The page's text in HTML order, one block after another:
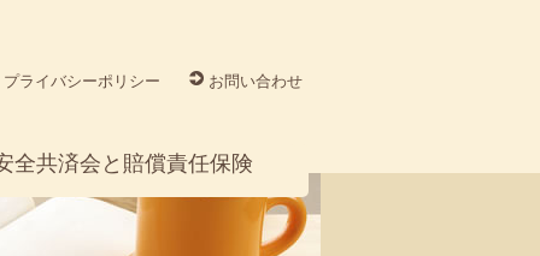
プライバシーポリシー お問い合わせ
全共済会と賠償責任保険